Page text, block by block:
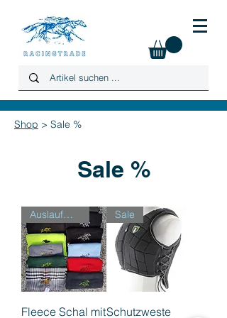
Shop > Sale %
Sale %
Auslaufmodell
Fleece Schal mit
Sale
Schutzweste